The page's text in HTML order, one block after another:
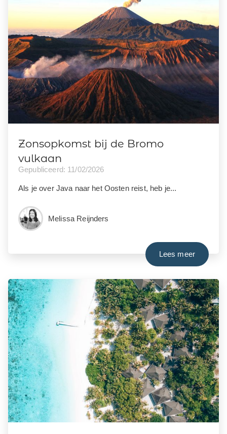
Zonsopkomst bij de Bromo
vulkaan
Gepubliceerd: 11/02/2026
Als je over Java naar het Oosten reist, heb je...
Melissa Reijnders
Lees meer